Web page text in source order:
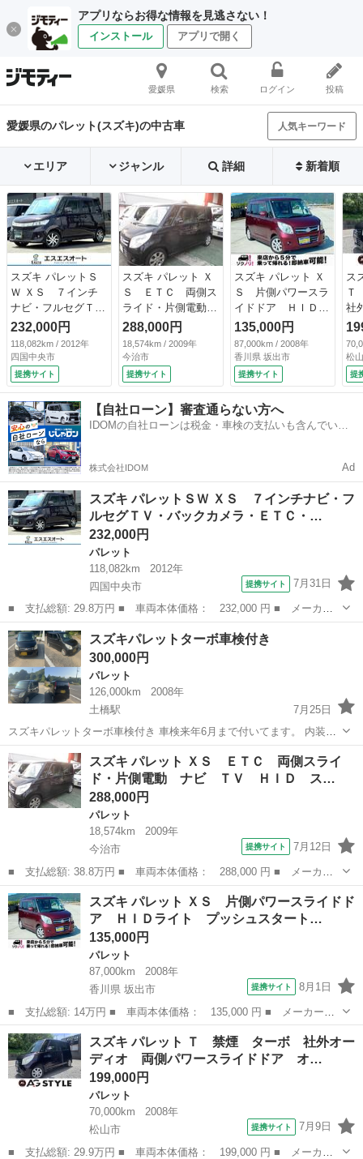
アプリならお得な情報を見逃さない！
インストール アプリで開く
愛媛県 検索 ログイン 投稿
愛媛県のパレット(スズキ)の中古車 人気キーワード
エリア ジャンル 詳細 新着順
スズキ パレットＳ
Ｗ ＸＳ ７インチ
ナビ・フルセグＴ
Ｖ・バックカメラ・
ＥＴＣ・プッシュス
タート・片側電動ス
ライドドア・ＣＤプ
レーヤー・ラジオ・
オートエアコン・１
４インチアルミホイ
ール・オートライ
ト・電動格納ドアミ
ラー （検9.2）
232,000円
118,082km / 2012年
四国中央市
提携サイト
スズキ パレット Ｘ
Ｓ ＥＴＣ 両側ス
ライド・片側電動
ナビ ＴＶ ＨＩ
Ｄ スマートキー
電動格納ミラー ベ
ンチシート ＡＴ
盗難防止システム
ＡＢＳ アルミホイ
ール 衝突安全ボデ
ィ エアコン パワ
（車検整備付）
288,000円
18,574km / 2009年
今治市
提携サイト
スズキ パレット Ｘ
Ｓ 片側パワースラ
イドドア ＨＩＤラ
イト プッシュスタ
ート （検9.4）
135,000円
87,000km / 2008年
香川県 坂出市
提携サイト
ス
社
側
ア
ン
プ
Ｈ
ラ
ラ
松
提
【自社ローン】審査通らない方へ
IDOMの自社ローンは税金・車検の支払いも含んでいる
株式会社IDOM Ad
スズキ パレットＳＷ ＸＳ ７インチナビ・フ
ルセグＴＶ・バックカメラ・ＥＴＣ・…
232,000円
パレット
118,082km
2012年
四国中央市
提携サイト 7月31日
■ 支払総額: 29.8万円 ■ 車両本体価格： 232,000 円 ■ メーカー
名： スズキ ■ 車種名： パレットＳＷ ■ グレード名： ＸＳ
７インチナビ・フルセグＴＶ・バックカメラ・ＥＴＣ・プッシュスタ
ート・片側電...
愛媛 四国中央市 パレット
スズキパレットターボ車検付き
300,000円
パレット
126,000km
2008年
土橋駅
7月25日
スズキパレットターボ車検付き 車検来年6月まで付いてます。 内装ダ
ッシュボードに引っかき傷あり運転席シートタバコ穴1ヶ所目立つ内装
傷はそれぐらいです。 外装は年数相応の小傷などあります。 外装天井
色褪せ有り。 HIDヘッドラ...
愛媛 松山市 土橋駅 パレット
スズキ パレット ＸＳ ＥＴＣ 両側スライ
ド・片側電動 ナビ ＴＶ ＨＩＤ ス…
288,000円
パレット
18,574km
2009年
今治市
提携サイト 7月12日
■ 支払総額: 38.8万円 ■ 車両本体価格： 288,000 円 ■ メーカー
名： スズキ ■ 車種名： パレット ■ グレード名： ＸＳ ＥＴ
Ｃ 両側スライド・片側電動 ナビ ＴＶ ＨＩＤ スマートキー
電動格納ミラ...
愛媛 今治市 パレット
スズキ パレット ＸＳ 片側パワースライドド
ア ＨＩＤライト プッシュスタート…
135,000円
パレット
87,000km
2008年
香川県 坂出市
提携サイト 8月1日
■ 支払総額: 14万円 ■ 車両本体価格： 135,000 円 ■ メーカー
名： スズキ ■ 車種名： パレット ■ グレード名： ＸＳ 片側
パワースライドドア ＨＩＤライト プッシュスタート ■ 排気
量： 660cc ...
香川 坂出市 パレット
スズキ パレット Ｔ 禁煙 ターボ 社外オー
ディオ 両側パワースライドドア オ…
199,000円
パレット
70,000km
2008年
松山市
提携サイト 7月9日
■ 支払総額: 29.9万円 ■ 車両本体価格： 199,000 円 ■ メーカー